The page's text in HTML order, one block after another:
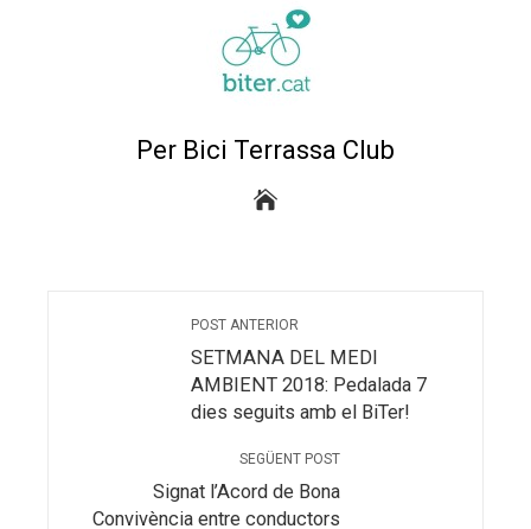
Per Bici Terrassa Club
POST ANTERIOR
SETMANA DEL MEDI
AMBIENT 2018: Pedalada 7
dies seguits amb el BiTer!
SEGÜENT POST
Signat l’Acord de Bona
Convivència entre conductors